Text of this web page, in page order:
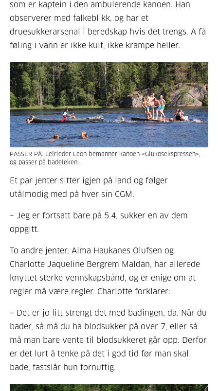
som er kaptein i den ambulerende kanoen. Han
observerer med falkeblikk, og har et
druesukkerarsenal i beredskap hvis det trengs. Å få
føling i vann er ikke kult, ikke krampe heller.
PASSER PÅ: Leirleder Leon bemanner kanoen «Glukosekspressen»,
og passer på badeleken.
Et par jenter sitter igjen på land og følger
utålmodig med på hver sin CGM.
– Jeg er fortsatt bare på 5.4, sukker en av dem
oppgitt.
To andre jenter, Alma Haukanes Olufsen og
Charlotte Jaqueline Bergrem Maldan, har allerede
knyttet sterke vennskapsbånd, og er enige om at
regler må være regler. Charlotte forklarer:
− Det er jo litt strengt det med badingen, da. Når du
bader, så må du ha blodsukker på over 7, eller så
må man bare vente til blodsukkeret går opp. Derfor
er det lurt å tenke på det i god tid før man skal
bade, fastslår hun fornuftig.